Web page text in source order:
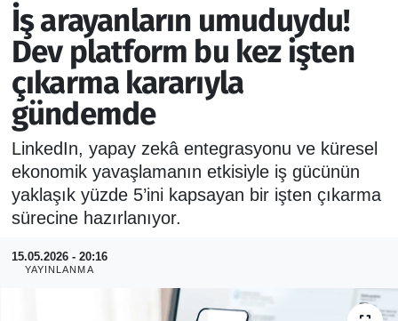
İş arayanların umuduydu!
Dev platform bu kez işten
çıkarma kararıyla
gündemde
LinkedIn, yapay zekâ entegrasyonu ve küresel
ekonomik yavaşlamanın etkisiyle iş gücünün
yaklaşık yüzde 5’ini kapsayan bir işten çıkarma
sürecine hazırlanıyor.
15.05.2026 - 20:16
YAYINLANMA
GENEL
EKONOMİ
SİYASET
SPOR
ASAYİŞ
RESMİ REKLAM
İzmir Trafik Yoğunluk Haritası
Puan Durumu ve Fikstür
Tüm Manşetler
Son Dakika Haberleri
Haber Arşivi